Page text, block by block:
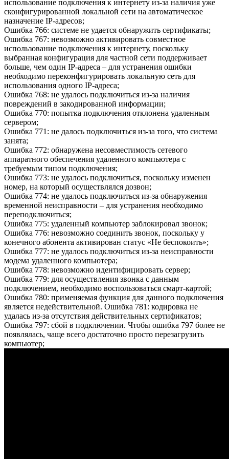
использование подключения к интернету из-за наличия уже
сконфигурированной локальной сети на автоматическое
назначение IP-адресов;
Ошибка 766: системе не удается обнаружить сертификаты;
Ошибка 767: невозможно активировать совместное
использование подключения к интернету, поскольку
выбранная конфигурация для частной сети поддерживает
больше, чем один IP-адреса – для устранения ошибки
необходимо переконфигурировать локальную сеть для
использования одного IP-адреса;
Ошибка 768: не удалось подключиться из-за наличия
повреждений в закодированной информации;
Ошибка 770: попытка подключения отклонена удаленным
сервером;
Ошибка 771: не далось подключиться из-за того, что система
занята;
Ошибка 772: обнаружена несовместимость сетевого
аппаратного обеспечения удаленного компьютера с
требуемым типом подключения;
Ошибка 773: не удалось подключиться, поскольку изменен
номер, на который осуществлялся дозвон;
Ошибка 774: не удалось подключиться из-за обнаружения
временной неисправности – для устранения необходимо
переподключиться;
Ошибка 775: удаленный компьютер заблокировал звонок;
Ошибка 776: невозможно соединить звонок, поскольку у
конечного абонента активирован статус «Не беспокоить»;
Ошибка 777: не удалось подключиться из-за неисправности
модема удаленного компьютера;
Ошибка 778: невозможно идентифицировать сервер;
Ошибка 779: для осуществления звонка с данным
подключением, необходимо воспользоваться смарт-картой;
Ошибка 780: применяемая функция для данного подключения
является недействительной. Ошибка 781: кодировка не
удалась из-за отсутствия действительных сертификатов;
Ошибка 797: сбой в подключении. Чтобы ошибка 797 более не
появлялась, чаще всего достаточно просто перезагрузить
компьютер;